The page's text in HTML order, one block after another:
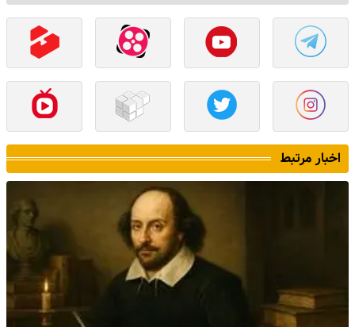
اخبار مرتبط